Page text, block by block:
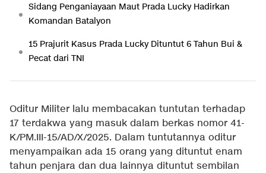
Sidang Penganiayaan Maut Prada Lucky Hadirkan
Komandan Batalyon
15 Prajurit Kasus Prada Lucky Dituntut 6 Tahun Bui &
Pecat dari TNI
Oditur Militer lalu membacakan tuntutan terhadap
17 terdakwa yang masuk dalam berkas nomor 41-
K/PM.III-15/AD/X/2025. Dalam tuntutannya oditur
menyampaikan ada 15 orang yang dituntut enam
tahun penjara dan dua lainnya dituntut sembilan